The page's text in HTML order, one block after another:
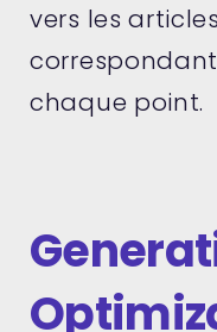
vers les
chaque point.